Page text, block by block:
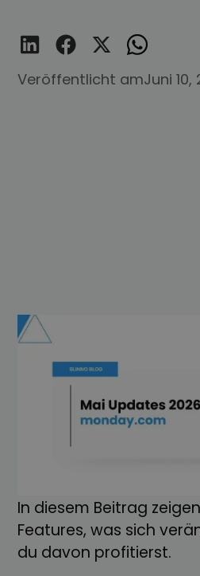
Veröffentlicht amJuni 10,
monday.com läutet mit
Updates eine neue Ära
entwickelt sich von
Produktangebot mit AI-
künstliche Intelligenz
In diesem Beitrag
Features, was sich
du davon profitierst.